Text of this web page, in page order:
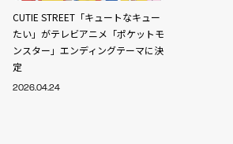
CUTIE STREET「キュートなキュー
たい」がテレビアニメ「ポケットモ
ンスター」エンディングテーマに決
定
2026.04.24